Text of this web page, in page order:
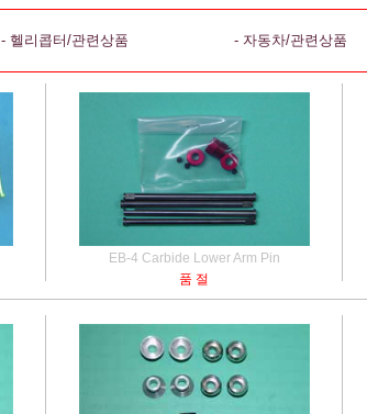
- 헬리콥터/관련상품 - 자동차/관련상품
EB-4 Carbide Lower Arm Pin
품 절